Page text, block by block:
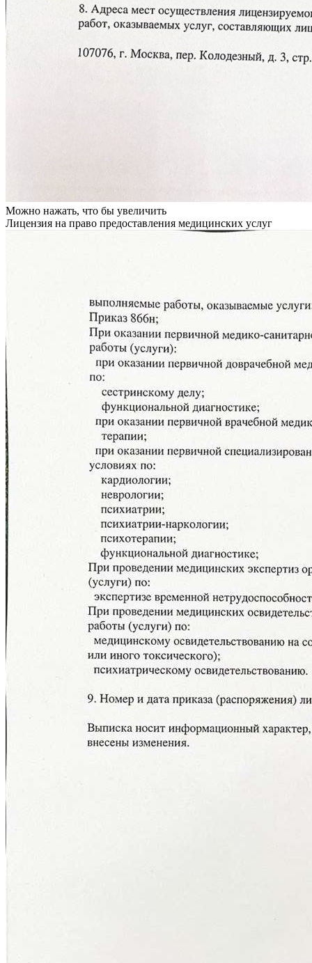
Можно нажать, что бы увеличить
Лицензия на право предоставления медицинских услуг